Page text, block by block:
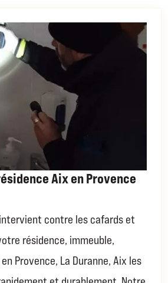
Aix en Provence
contre les cafards et
résidence, immeuble,
Provence, La Duranne, Aix les